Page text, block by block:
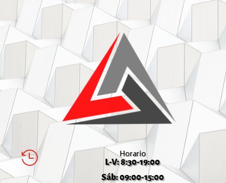
 Horario
L-V: 8:30-19:00
Sáb: 09:00-15:00